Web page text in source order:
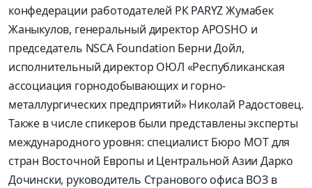
конфедерации работодателей РК PARYZ Жумабек
Жаныкулов, генеральный директор APOSHO и
председатель NSCA Foundation Берни Дойл,
исполнительный директор ОЮЛ «Республиканская
ассоциация горнодобывающих и горно-
металлургических предприятий» Николай Радостовец.
Также в числе спикеров были представлены эксперты
международного уровня: специалист Бюро МОТ для
стран Восточной Европы и Центральной Азии Дарко
Дочински, руководитель Странового офиса ВОЗ в